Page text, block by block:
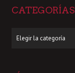
CATEGORÍAS